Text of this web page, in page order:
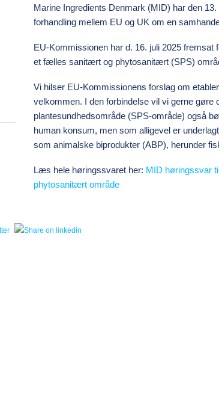
Marine Ingredients Denmark (MID) har den
forhandling mellem EU og UK om en
EU-Kommissionen har d. 16. juli 2025 fremsat
et fælles sanitært og phytosanitært (SPS)
Vi hilser EU-Kommissionens forslag om
velkommen. I den forbindelse vil vi gerne
plantesundhedsområde (SPS-område) også
human konsum, men som alligevel er
som animalske biprodukter (ABP), herunder
Læs hele høringssvaret her: MID høringssvar
phytosanitært område